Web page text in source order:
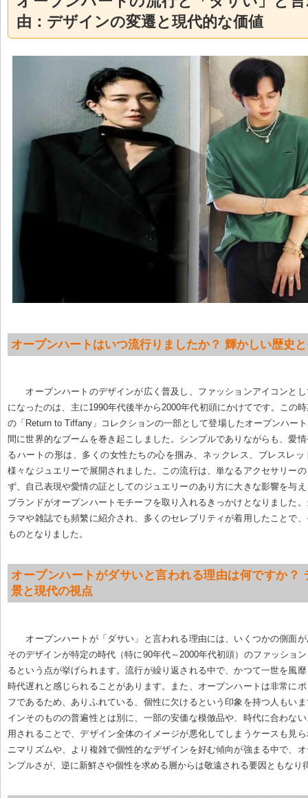
由：デザインの変遷と現代的な価値
オープンハートはいつ流行りましたか？ 輝かしい歴史
オープンハートのデザインが広く普及し、ファッションアイコンと
になったのは、主に1990年代後半から2000年代初頭にかけてです。この
の「Return to Tiffany」コレクションの一部として登場したオープンハー
間に世界的なブームを巻き起こしました。シンプルでありながらも、愛
るハートの形は、多くの女性たちの心を掴み、ネックレス、ブレスレッ
様々なジュエリーで展開されました。この流行は、単なるアクセサリー
ず、自己表現や愛情の証としてのジュエリーのあり方に大きな影響を与
ブランドがオープンハートモチーフを取り入れるきっかけとなりました
ラマや雑誌でも頻繁に紹介され、多くのセレブリティが着用したことで
ものとなりました。
オープンハートがダサいと言われる理由は何ですか？
景と現代の視点
オープンハートが「ダサい」と言われる理由には、いくつかの側面
そのデザインが特定の時代（特に90年代～2000年代初頭）のファッショ
るという点が挙げられます。流行が繰り返される中で、かつて一世を風
時代遅れと感じられることがあります。また、オープンハートは非常に
フであるため、ありふれている、個性に欠けるという印象を持つ人もい
インそのものの普遍性とは別に、一部の安価な模倣品や、時代に合わな
用されることで、デザイン全体のイメージが悪化してしまうケースも見
ニマリズムや、より複雑で個性的なデザインを好む傾向が強まる中で、
ンプルさが、逆に新鮮さや個性を求める層からは敬遠される要因ともなり